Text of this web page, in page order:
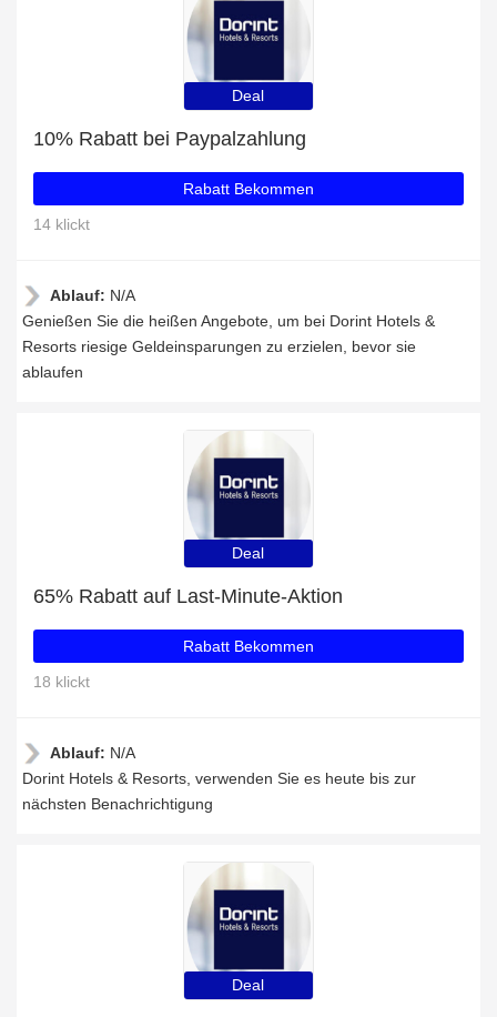
Deal
10% Rabatt bei Paypalzahlung
Rabatt Bekommen
14 klickt
Ablauf: N/A
Genießen Sie die heißen Angebote, um bei Dorint Hotels &
Resorts riesige Geldeinsparungen zu erzielen, bevor sie
ablaufen
Deal
65% Rabatt auf Last-Minute-Aktion
Rabatt Bekommen
18 klickt
Ablauf: N/A
Dorint Hotels & Resorts, verwenden Sie es heute bis zur
nächsten Benachrichtigung
Deal